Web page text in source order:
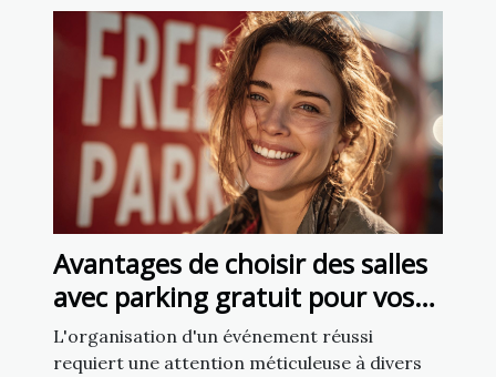
Avantages de choisir des salles
avec parking gratuit pour vos
événements
L'organisation d'un événement réussi
requiert une attention méticuleuse à divers